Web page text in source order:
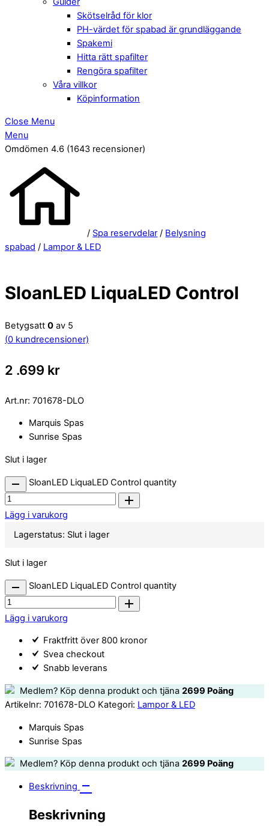
Skötselråd för klor
PH-värdet för spabad är grundläggande
Spakemi
Hitta rätt spafilter
Rengöra spafilter
Våra villkor
Köpinformation
Close Menu
Menu
Omdömen 4.6 (1643 recensioner)
/ Spa reservdelar / Belysning
spabad / Lampor & LED
SloanLED LiquaLED Control
Betygsatt 0 av 5
(0 kundrecensioner)
2 .699 kr
Art.nr: 701678-DLO
Marquis Spas
Sunrise Spas
Slut i lager
SloanLED LiquaLED Control quantity
Lägg i varukorg
Lagerstatus: Slut i lager
Slut i lager
SloanLED LiquaLED Control quantity
Lägg i varukorg
Fraktfritt över 800 kronor
Svea checkout
Snabb leverans
Medlem? Köp denna produkt och tjäna 2699 Poäng
Artikelnr: 701678-DLO Kategori: Lampor & LED
Marquis Spas
Sunrise Spas
Medlem? Köp denna produkt och tjäna 2699 Poäng
Beskrivning
Beskrivning